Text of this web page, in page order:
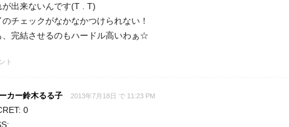
が出来ないんです(T . T)
のチェックがなかなかつけられない！
、完結させるのもハードル高いわぁ☆
ト
カー鈴木るる子 2013年7月18日 で 11:23 PM
0